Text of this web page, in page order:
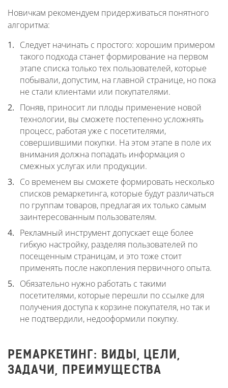
Новичкам рекомендуем придерживаться понятного
алгоритма:
Следует начинать с простого: хорошим примером
такого подхода станет формирование на первом
этапе списка только тех пользователей, которые
побывали, допустим, на главной странице, но пока
не стали клиентами или покупателями.
Поняв, приносит ли плоды применение новой
технологии, вы сможете постепенно усложнять
процесс, работая уже с посетителями,
совершившими покупки. На этом этапе в поле их
внимания должна попадать информация о
смежных услугах или продукции.
Со временем вы сможете формировать несколько
списков ремаркетинга, которые будут различаться
по группам товаров, предлагая их только самым
заинтересованным пользователям.
Рекламный инструмент допускает еще более
гибкую настройку, разделяя пользователей по
посещенным страницам, и это тоже стоит
применять после накопления первичного опыта.
Обязательно нужно работать с такими
посетителями, которые перешли по ссылке для
получения доступа к корзине покупателя, но так и
не подтвердили, недооформили покупку.
РЕМАРКЕТИНГ: ВИДЫ, ЦЕЛИ,
ЗАДАЧИ, ПРЕИМУЩЕСТВА